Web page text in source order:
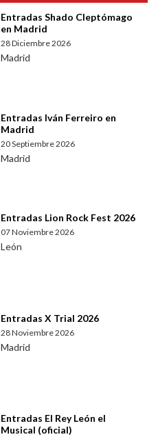
Entradas Shado Cleptómago
en Madrid
28 Diciembre 2026
Madrid
Entradas Iván Ferreiro en
Madrid
20 Septiembre 2026
Madrid
Entradas Lion Rock Fest 2026
07 Noviembre 2026
León
Entradas X Trial 2026
28 Noviembre 2026
Madrid
Entradas El Rey León el
Musical (oficial)